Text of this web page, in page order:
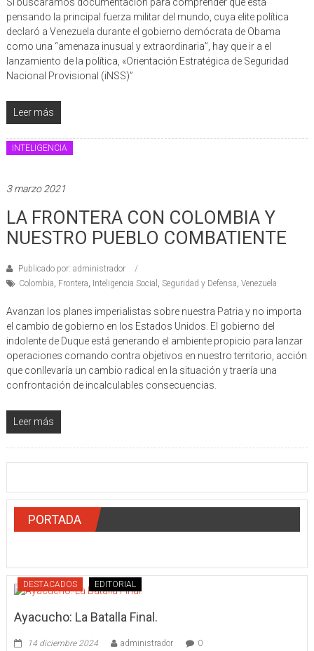
pensando la principal fuerza militar del mundo, cuya elite política
declaró a Venezuela durante el gobierno demócrata de Obama
como una “amenaza inusual y extraordinaria”, hay que ir a el
lanzamiento de la política, «Orientación Estratégica de Seguridad
Nacional Provisional (iNSS)”
Leer más
INTELIGENCIA
3 marzo 2021
LA FRONTERA CON COLOMBIA Y
NUESTRO PUEBLO COMBATIENTE
Publicado por: administrador
Colombia, Frontera, Inteligencia Social , Seguridad y Defensa, Venezuela
Avanzan los planes imperialistas sobre nuestra Patria y no importa
el cambio de gobierno en los Estados Unidos. El gobierno del
indolente de Duque está generando el ambiente propicio para lanzar
operaciones comando contra objetivos en nuestro territorio, acción
que conllevaría un cambio radical en la situación y traería una
confrontación de incalculables consecuencias.
Leer más
PORTADA
DESTACADOS EDITORIAL
Ayacucho: La Batalla Final.
14 diciembre 2024 administrador 0